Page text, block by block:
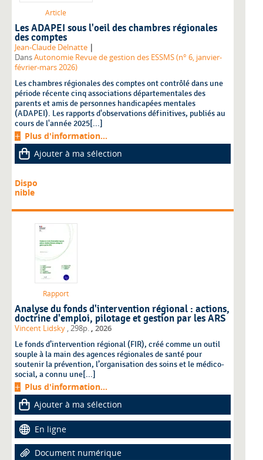
Article
Les ADAPEI sous l'oeil des chambres régionales
des comptes
Jean-Claude Delnatte |
DansAutonomie Revue de gestion des ESSMS (n° 6, janvier-
février-mars 2026)
Les chambres régionales des comptes ont contrôlé dans une
période récente cinq associations départementales des
parents et amis de personnes handicapées mentales
(ADAPEI). Les rapports d'observations définitives, publiés au
cours de l'année 2025[...]
Plus d'information...
Ajouter à ma sélection
Dispo
nible
Rapport
Analyse du fonds d'intervention régional : actions,
doctrine d'emploi, pilotage et gestion par les ARS
Vincent Lidsky , 298p. 2026
Le fonds d’intervention régional (FIR), créé comme un outil
souple à la main des agences régionales de santé pour
soutenir la prévention, l’organisation des soins et le médico-
social, a connu une[...]
Plus d'information...
Ajouter à ma sélection
En ligne
Document numérique